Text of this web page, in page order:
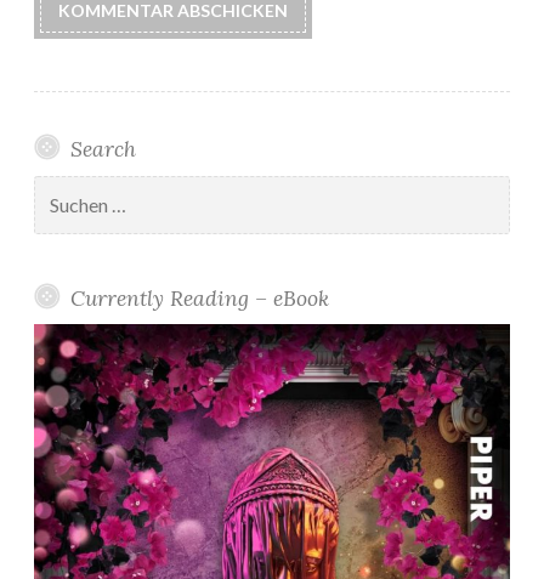
Search
nach:
Currently Reading – eBook